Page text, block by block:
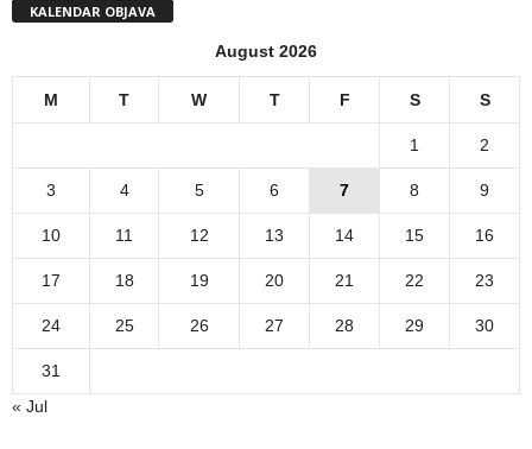
KALENDAR OBJAVA
August 2026
M T W T F S S
1 2
3 4 5 6 7 8 9
10 11 12 13 14 15 16
17 18 19 20 21 22 23
24 25 26 27 28 29 30
31
« Jul